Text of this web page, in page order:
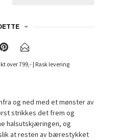
over 799,- | Rask levering
og ned med et mønster av
strikkes det frem og
halsutskjæringen, og
at resten av bærestykket